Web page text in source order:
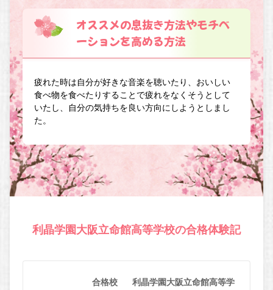
オススメの息抜き方法やモチベ
ーションを高める方法
疲れた時は自分が好きな音楽を聴いたり、おいしい
食べ物を食べたりすることで疲れをなくそうとして
いたし、自分の気持ちを良い方向にしようとしまし
た。
利晶学園大阪立命館高等学校の合格体験記
合格校 利晶学園大阪立命館高等学